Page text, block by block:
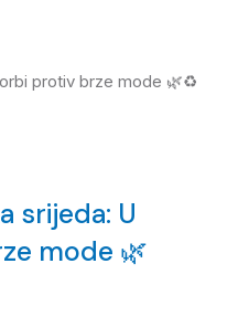
srijeda: U
mode 🌿